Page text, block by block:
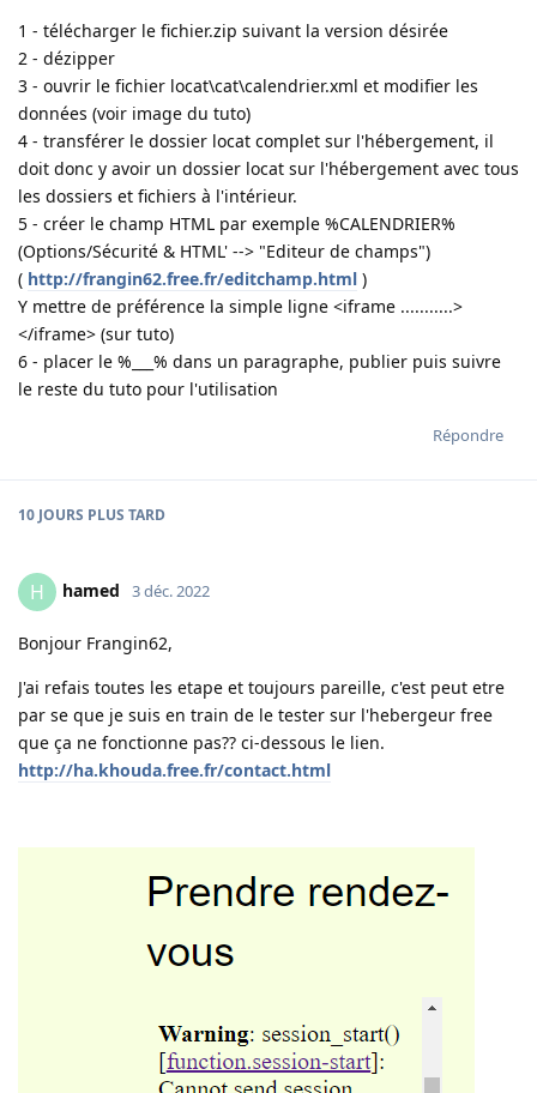
1 - télécharger le fichier.zip suivant la version désirée
2 - dézipper
3 - ouvrir le fichier locat\cat\calendrier.xml et modifier les
données (voir image du tuto)
4 - transférer le dossier locat complet sur l'hébergement, il
doit donc y avoir un dossier locat sur l'hébergement avec tous
les dossiers et fichiers à l'intérieur.
5 - créer le champ HTML par exemple %CALENDRIER%
(Options/Sécurité & HTML' --> "Editeur de champs")
( http://frangin62.free.fr/editchamp.html )
Y mettre de préférence la simple ligne <iframe ...........>
</iframe> (sur tuto)
6 - placer le %___% dans un paragraphe, publier puis suivre
le reste du tuto pour l'utilisation
Répondre
10 JOURS PLUS TARD
H hamed 3 déc. 2022
Bonjour Frangin62,
J'ai refais toutes les etape et toujours pareille, c'est peut etre
par se que je suis en train de le tester sur l'hebergeur free
que ça ne fonctionne pas?? ci-dessous le lien.
http://ha.khouda.free.fr/contact.html